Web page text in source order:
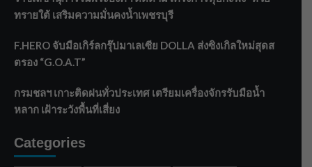
ทรายใต้ เสริมความมั่นคงน้ำเพชรบุรี
F.HERO จับมือเกิร์ลกรุ๊ปมาเลเซีย DOLLA ส่งซิงเกิลใหม่สุดส
ตรอง “G.O.A.T”
กรมชลฯ เกาะติดฝนทั่วประเทศ เตรียมเครื่องจักรรับมือน้ำ
หลาก เฝ้าระวังพื้นที่เสี่ยง
Categories